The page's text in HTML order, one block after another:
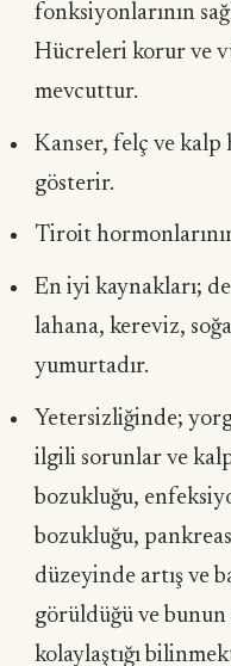
fonksiyonlarının
Hücreleri korur ve
mevcuttur.
Kanser, felç ve kalp
gösterir.
Tiroit
En iyi kaynakları;
lahana, kereviz,
yumurtadır.
Yetersizliğinde;
ilgili sorunlar ve kalp
bozukluğu,
bozuklu­ğu,
düzeyinde artış ve
görüldüğü ve
kolaylaştığı